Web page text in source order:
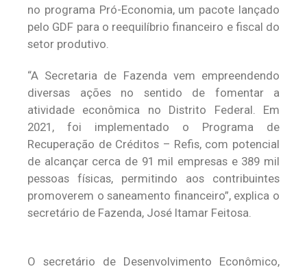
no programa Pró-Economia, um pacote lançado
pelo GDF para o reequilíbrio financeiro e fiscal do
setor produtivo.
“A Secretaria de Fazenda vem empreendendo
diversas ações no sentido de fomentar a
atividade econômica no Distrito Federal. Em
2021, foi implementado o Programa de
Recuperação de Créditos – Refis, com potencial
de alcançar cerca de 91 mil empresas e 389 mil
pessoas físicas, permitindo aos contribuintes
promoverem o saneamento financeiro”, explica o
secretário de Fazenda, José Itamar Feitosa.
O secretário de Desenvolvimento Econômico,